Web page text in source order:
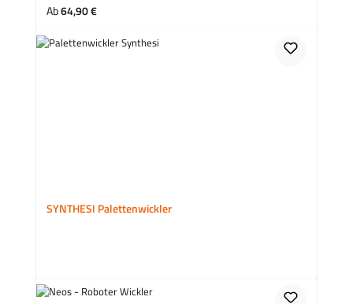
Regulärer Preis:
Ab64,90 €
SYNTHESI Palettenwickler